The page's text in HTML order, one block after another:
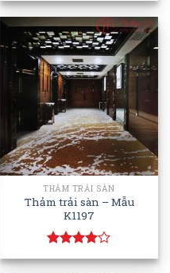
THẢM TRẢI SÀN
Thảm trải sàn – Mẫu
K1197
Rated
4.00out